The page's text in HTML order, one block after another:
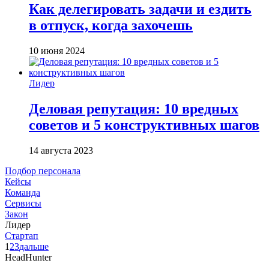
Как делегировать задачи и ездить
в отпуск, когда захочешь
10 июня 2024
Лидер
Деловая репутация: 10 вредных
советов и 5 конструктивных шагов
14 августа 2023
Подбор персонала
Кейсы
Команда
Сервисы
Закон
Лидер
Стартап
1 23дальше
HeadHunter